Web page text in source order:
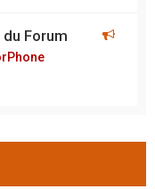
du Forum